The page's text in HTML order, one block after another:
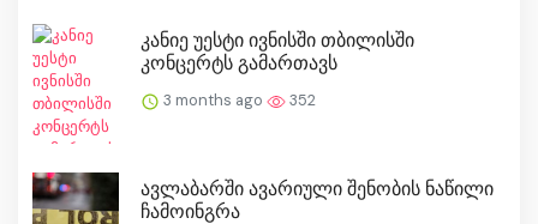
კანიე უესტი ივნისში თბილისში
კონცერტს გამართავს
3 months ago 352
ავლაბარში ავარიული შენობის ნაწილი
ჩამოინგრა